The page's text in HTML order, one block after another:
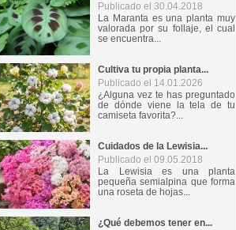
Publicado el 30.04.2018
La Maranta es una planta muy
valorada por su follaje, el cual
se encuentra...
Cultiva tu propia planta...
Publicado el 14.01.2026
¿Alguna vez te has preguntado
de dónde viene la tela de tu
camiseta favorita?...
Cuidados de la Lewisia...
Publicado el 09.05.2018
La Lewisia es una planta
pequeña semialpina que forma
una roseta de hojas...
¿Qué debemos tener en...